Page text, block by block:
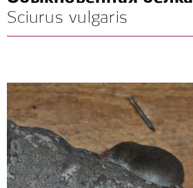
Sciurus vulgaris